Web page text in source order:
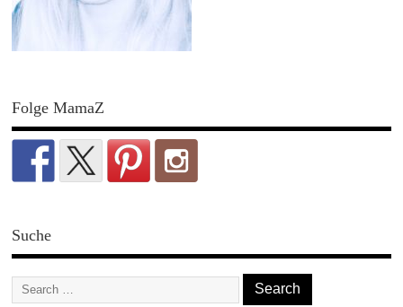
Folge MamaZ
Suche